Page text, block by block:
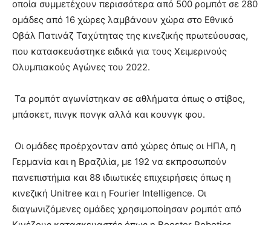
οποία συμμετέχουν περισσότερα από 500 ρομπότ σε 280
ομάδες από 16 χώρες λαμβάνουν χώρα στο Εθνικό
Οβάλ Πατινάζ Ταχύτητας της κινεζικής πρωτεύουσας,
που κατασκευάστηκε ειδικά για τους Χειμερινούς
Ολυμπιακούς Αγώνες του 2022.
Τα ρομπότ αγωνίστηκαν σε αθλήματα όπως ο στίβος,
μπάσκετ, πινγκ πονγκ αλλά και κουνγκ φου.
Οι ομάδες προέρχονταν από χώρες όπως οι ΗΠΑ, η
Γερμανία και η Βραζιλία, με 192 να εκπροσωπούν
πανεπιστήμια και 88 ιδιωτικές επιχειρήσεις όπως η
κινεζική Unitree και η Fourier Intelligence. Οι
διαγωνιζόμενες ομάδες χρησιμοποίησαν ρομπότ από